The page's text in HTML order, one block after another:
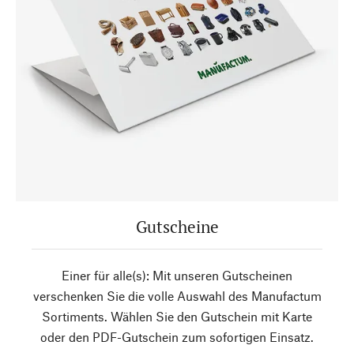
Gutscheine
Einer für alle(s): Mit unseren Gutscheinen
verschenken Sie die volle Auswahl des Manufactum
Sortiments. Wählen Sie den Gutschein mit Karte
oder den PDF-Gutschein zum sofortigen Einsatz.